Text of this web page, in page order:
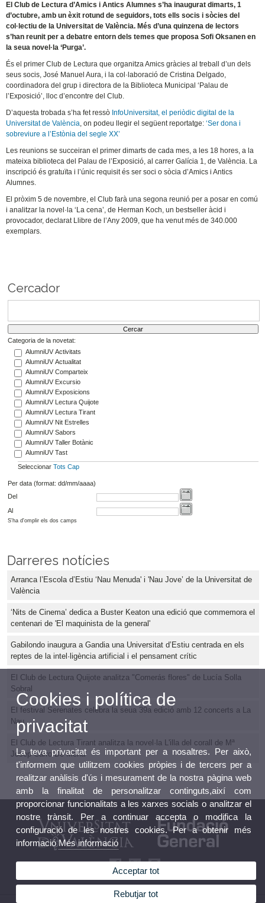
El Club de Lectura d’Amics i Antics Alumnes s’ha inaugurat dimarts, 1
d’octubre, amb un èxit rotund de seguidors, tots ells socis i sòcies del
col·lectiu de la Universitat de València. Més d’una quinzena de lectors
s’han reunit per a debatre entorn dels temes que proposa Sofi Oksanen en
la seua novel·la ‘Purga’.
És el primer Club de Lectura que organitza Amics gràcies al treball d’un dels
seus socis, José Manuel Aura, i la col·laboració de Cristina Delgado,
coordinadora del grup i directora de la Biblioteca Municipal ‘Palau de
l’Exposició’, lloc d’encontre del Club.
D’aquesta trobada s’ha fet ressò InfoUniversitat, el periòdic digital de la
Universitat de València, on podeu llegir el següent reportatge:‘Ser dona i
sobreviure a l’Estònia del segle XX’
Les reunions se succeiran el primer dimarts de cada mes, a les 18 hores, a la
mateixa biblioteca del Palau de l’Exposició, al carrer Galícia 1, de València. La
inscripció és gratuïta i l’únic requisit és ser soci o sòcia d’Amics i Antics
Alumnes.
El pròxim 5 de novembre, el Club farà una segona reunió per a posar en comú
i analitzar la novel·la ‘La cena’, de Herman Koch, un bestseller àcid i
provocador, declarat Llibre de l’Any 2009, que ha venut més de 340.000
exemplars.
Cercador
Categoria de la novetat:
AlumniUV Activitats
AlumniUV Actualitat
AlumniUV Comparteix
AlumniUV Excursio
AlumniUV Exposicions
AlumniUV Lectura Quijote
AlumniUV Lectura Tirant
AlumniUV Nit Estrelles
AlumniUV Sabors
AlumniUV Taller Botànic
AlumniUV Tast
Seleccionar Tots Cap
Per data (format: dd/mm/aaaa)
Del
Al
S'ha d'omplir els dos camps
Darreres notícies
Arranca l’Escola d’Estiu ‘Nau Menuda' i 'Nau Jove’ de la Universitat de
València
‘Nits de Cinema’ dedica a Buster Keaton una edició que commemora el
centenari de 'El maquinista de la general'
Gabilondo inaugura a Gandia una Universitat d’Estiu centrada en els
reptes de la intel·ligència artificial i el pensament crític
El Club de Lectura Quijote analitza "Comerás flores" de Lucía Solla
Sobral
El festival Serenates celebra la seua 39a edició amb 12 concerts a La
Nau
El Club de Lectura Tirant analitza la novel·la L'illa del corall de Mª
Josep Carro De Mena
Cookies i política de
privacitat
La teva privacitat és important per a nosaltres. Per això,
t'informem que utilitzem cookies pròpies i de tercers per a
realitzar anàlisis d'ús i mesurament de la nostra pàgina web
amb la finalitat de personalitzar continguts,així com
proporcionar funcionalitats a les xarxes socials o analitzar el
nostre trànsit. Per a continuar accepta o modifica la
configuració de les nostres cookies. Per a obtenir més
informacióMés informació
Acceptar tot
Rebutjar tot